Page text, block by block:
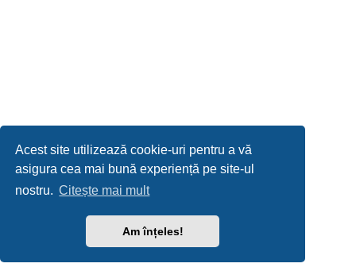
Acest site utilizează cookie-uri pentru a vă
asigura cea mai bună experiență pe site-ul
nostru. Citește mai mult
Am înțeles!